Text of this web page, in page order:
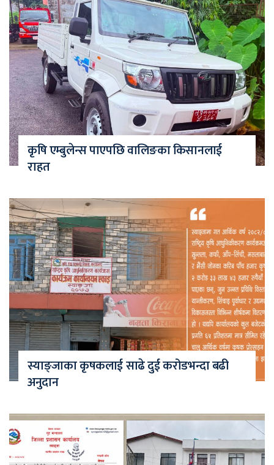
कृषि एम्बुलेन्स पाएपछि वालिङका किसानलाई
राहत
स्याङ्जाका कृषकलाई साढे दुई करोडभन्दा बढी
अनुदान